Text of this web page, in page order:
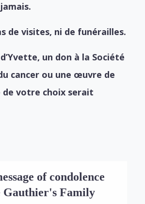
de visites, ni de funérailles.
un don à la Société
cancer ou une œuvre de
de votre choix serait
of condolence
Gauthier's Family